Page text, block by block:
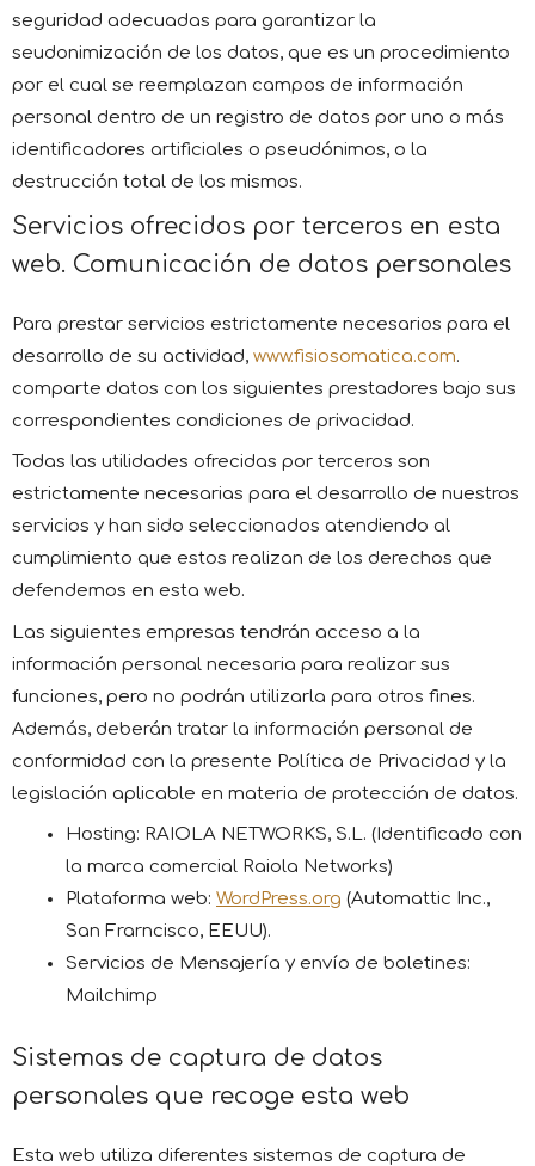
seguridad adecuadas para garantizar la
seudonimización de los datos, que es un procedimiento
por el cual se reemplazan campos de información
personal dentro de un registro de datos por uno o más
identificadores artificiales o pseudónimos, o la
destrucción total de los mismos.
Servicios ofrecidos por terceros en esta
web. Comunicación de datos personales
Para prestar servicios estrictamente necesarios para el
desarrollo de su actividad, www.fisiosomatica.com.
comparte datos con los siguientes prestadores bajo sus
correspondientes condiciones de privacidad.
Todas las utilidades ofrecidas por terceros son
estrictamente necesarias para el desarrollo de nuestros
servicios y han sido seleccionados atendiendo al
cumplimiento que estos realizan de los derechos que
defendemos en esta web.
Las siguientes empresas tendrán acceso a la
información personal necesaria para realizar sus
funciones, pero no podrán utilizarla para otros fines.
Además, deberán tratar la información personal de
conformidad con la presente Política de Privacidad y la
legislación aplicable en materia de protección de datos.
Hosting: RAIOLA NETWORKS, S.L. (Identificado con
la marca comercial Raiola Networks)
Plataforma web: WordPress.org (Automattic Inc.,
San Frarncisco, EEUU).
Servicios de Mensajería y envío de boletines:
Mailchimp
Sistemas de captura de datos
personales que recoge esta web
Esta web utiliza diferentes sistemas de captura de